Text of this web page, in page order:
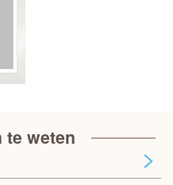
te weten